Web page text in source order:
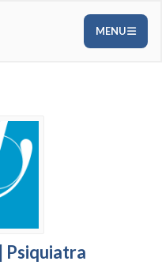
MENU
Psiquiatra